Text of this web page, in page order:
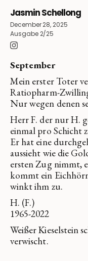
Jasmin Schellong
December 28, 2025
Ausgabe 2/25
September
Mein erster Toter
Ratiopharm-
Nur wegen denen
Herr F. der nur H.
einmal pro Schicht
Er hat eine
aussieht wie die
ersten Zug nimmt,
kommt ein
winkt ihm zu.
H. (F.)
1965-2022
Weißer Kieselstein
verwischt.